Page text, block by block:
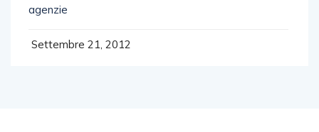
agenzie
Settembre 21, 2012